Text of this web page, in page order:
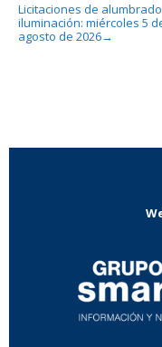
Licitaciones de
iluminación: miércoles 5
agosto de 2026→